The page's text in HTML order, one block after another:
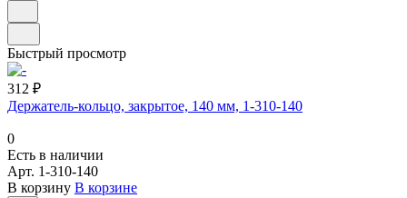
Быстрый просмотр
312 ₽
Держатель-кольцо, закрытое, 140 мм, 1-310-140
0
Есть в наличии
Арт. 1-310-140
В корзину В корзине